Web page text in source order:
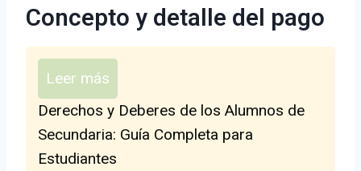
Concepto y detalle del pago
Leer más
Derechos y Deberes de los Alumnos de
Secundaria: Guía Completa para
Estudiantes